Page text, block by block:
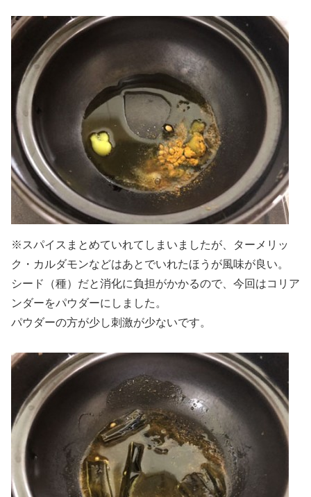
※スパイスまとめていれてしまいましたが、ターメリッ
ク・カルダモンなどはあとでいれたほうが風味が良い。
シード（種）だと消化に負担がかかるので、今回はコリア
ンダーをパウダーにしました。
パウダーの方が少し刺激が少ないです。